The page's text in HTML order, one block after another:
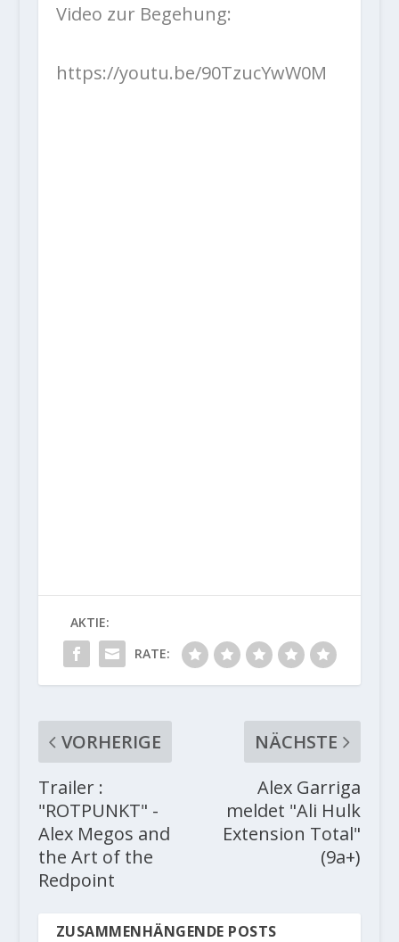
Video zur Begehung:
https://youtu.be/90TzucYwW0M
AKTIE:
RATE:
VORHERIGE
Trailer :
"ROTPUNKT" -
Alex Megos and
the Art of the
Redpoint
NÄCHSTE
Alex Garriga
meldet "Ali Hulk
Extension Total"
(9a+)
ZUSAMMENHÄNGENDE POSTS